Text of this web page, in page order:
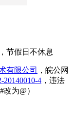
节假日不休息
有限公司
，皖公网
20140010-4 ，违法
为@）